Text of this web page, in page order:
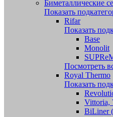
Биметаллические
Показать
Rifar
Показать
Base
Monolit
Посмотреть
Royal Thermo
Показать
Vittoria,
BiLiner